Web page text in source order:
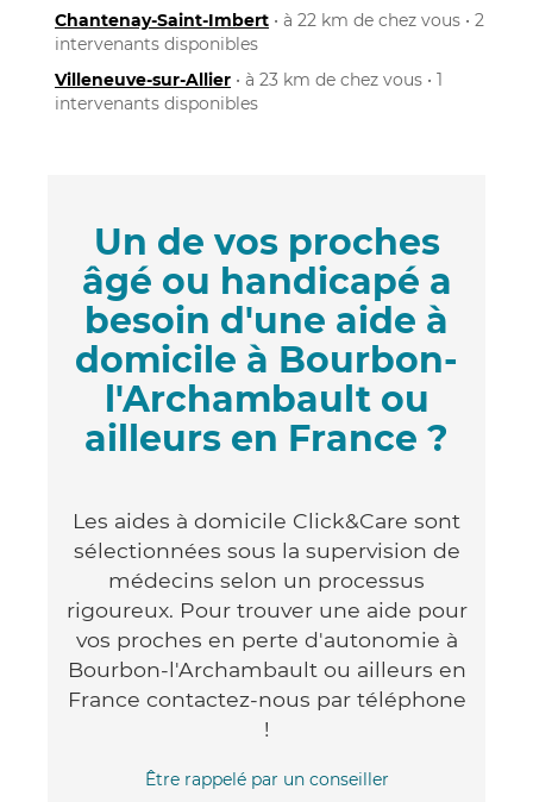
Chantenay-Saint-Imbert • à 22 km de chez vous • 2
intervenants disponibles
Villeneuve-sur-Allier • à 23 km de chez vous • 1
intervenants disponibles
Un de vos proches
âgé ou handicapé a
besoin d'une aide à
domicile à Bourbon-
l'Archambault ou
ailleurs en France ?
Les aides à domicile Click&Care sont
sélectionnées sous la supervision de
médecins selon un processus
rigoureux. Pour trouver une aide pour
vos proches en perte d'autonomie à
Bourbon-l'Archambault ou ailleurs en
France contactez-nous par téléphone
!
Être rappelé par un conseiller